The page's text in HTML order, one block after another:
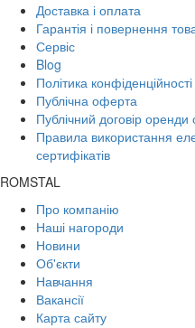
Доставка і оплата
Гарантія і повернення
Сервіс
Blog
Політика конфіденційності
Публічна оферта
Публічний договір
Правила використання
сертифікатів
ROMSTAL
Про компанію
Наші нагороди
Новини
Об'єкти
Навчання
Вакансії
Карта сайту